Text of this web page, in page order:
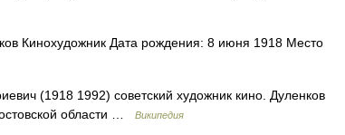
Кинохудожник Дата рождения: 8 июня 1918 Место
(1918 1992) советский художник кино. Дуленков
области …
Википедия